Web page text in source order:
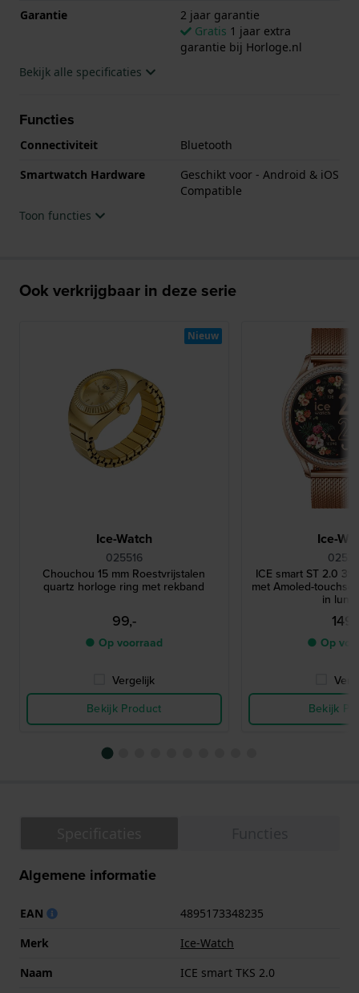
Garantie
2 jaar garantie
Gratis 1 jaar extra
garantie bij Horloge.nl
Bekijk alle specificaties
Functies
Connectiviteit
Bluetooth
Smartwatch Hardware
Geschikt voor - Android & iOS
Compatible
Toon functies
Ook verkrijgbaar in deze serie
Ice-Watch
025516
Chouchou 15 mm Roestvrijstalen
quartz horloge ring met rekband
99,-
● Op voorraad
Vergelijk
Bekijk Product
Nieuw
Ice-
ICE smart ST 2.0 39
met Amoled-
in
149,-
● Op
Bekijk
Algemene informatie
EAN
4895173348235
Merk
Ice-Watch
Naam
ICE smart TKS 2.0